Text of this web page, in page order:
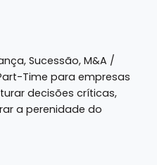
Sucessão, M&A /
Part-Time para empresas
decisões críticas,
a perenidade do